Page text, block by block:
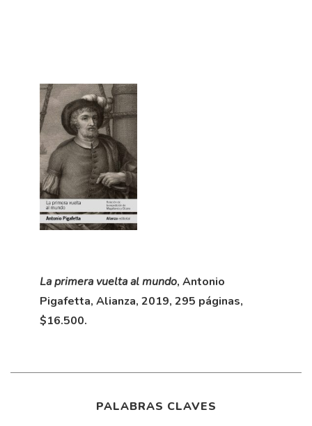
La primera vuelta al mundo, Antonio
Pigafetta, Alianza, 2019, 295 páginas,
$16.500.
PALABRAS CLAVES